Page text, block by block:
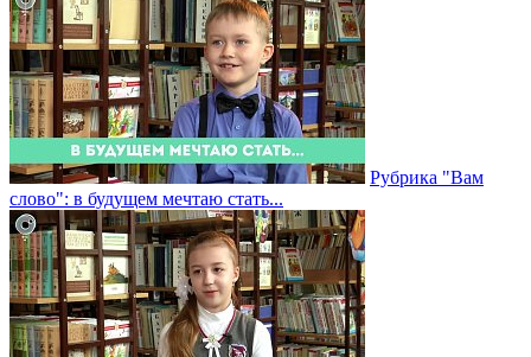
Рубрика "Вам
слово": в будущем мечтаю стать...